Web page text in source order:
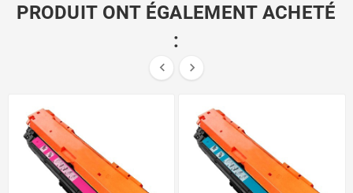
PRODUIT ONT ÉGALEMENT ACHETÉ
:
 